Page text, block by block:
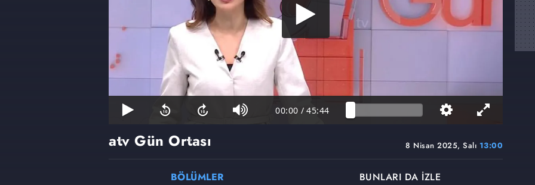
00:00 / 45:44
8 Nisan 2025, Salı 13:00
atv Gün Ortası
BÖLÜMLER BUNLARI DA İZLE